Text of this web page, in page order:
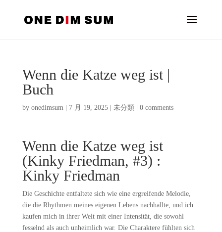
Wenn die Katze weg ist |
Buch
by onedimsum| 7 月 19, 2025| 未分類 0 comments
Wenn die Katze weg ist
(Kinky Friedman, #3) :
Kinky Friedman
Die Geschichte entfaltete sich wie eine ergreifende Melodie,
die die Rhythmen meines eigenen Lebens nachhallte, und ich
kaufen mich in ihrer Welt mit einer Intensität, die sowohl
fesselnd als auch unheimlich war. Die Charaktere fühlten sich